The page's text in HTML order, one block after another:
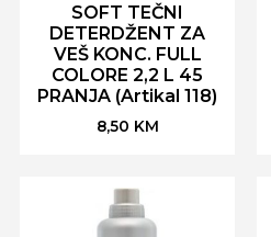
SOFT TEČNI
DETERDŽENT ZA
VEŠ KONC. FULL
COLORE 2,2 L 45
PRANJA (Artikal 118)
8,50 KM